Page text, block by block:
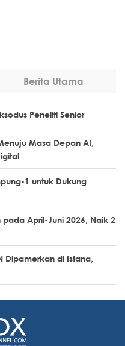
Berita Utama
Peneliti Senior
Masa Depan AI,
1 untuk Dukung
pada April-Juni 2026, Naik 2
Dipamerkan di Istana,